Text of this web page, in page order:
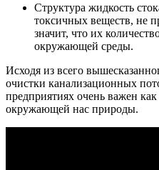
Структура жидкость
токсичных веществ,
значит, что их
окружающей среды.
Исходя из всего
очистки канализационных
предприятиях очень важен
окружающей нас природы.